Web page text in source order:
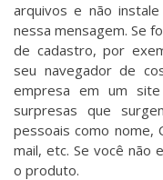
arquivos e não
nessa mensagem. Se
de cadastro, por
seu navegador de
empresa em um
surpresas que
pessoais como nome,
mail, etc. Se você não
o produto.